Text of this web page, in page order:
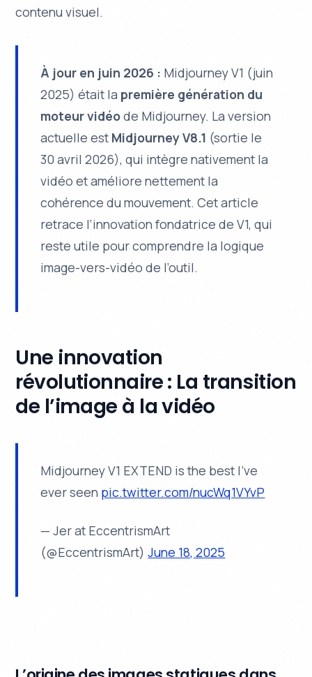
contenu visuel.
À jour en juin 2026 : Midjourney V1 (juin
2025) était la première génération du
moteur vidéode Midjourney. La version
actuelle est Midjourney V8.1 (sortie le
30 avril 2026), qui intègre nativement la
vidéo et améliore nettement la
cohérence du mouvement. Cet article
retrace l’innovation fondatrice de V1, qui
reste utile pour comprendre la logique
image-vers-vidéo de l’outil.
Une innovation
révolutionnaire : La transition
de l’image à la vidéo
Midjourney V1 EXTEND is the best I’ve
ever seen pic.twitter.com/nucWq1VYvP
— Jer at EccentrismArt
(@EccentrismArt)June 18, 2025